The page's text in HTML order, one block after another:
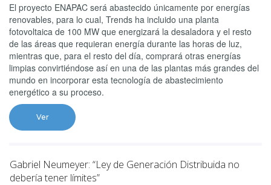
El proyecto ENAPAC será abastecido únicamente por energías
renovables, para lo cual, Trends ha incluido una planta
fotovoltaica de 100 MW que energizará la desaladora y el resto
de las áreas que requieran energía durante las horas de luz,
mientras que, para el resto del día, comprará otras energías
limpias convirtiéndose así en una de las plantas más grandes del
mundo en incorporar esta tecnología de abastecimiento
energético a su proceso.
Ver
Gabriel Neumeyer: “Ley de Generación Distribuida no
debería tener límites”